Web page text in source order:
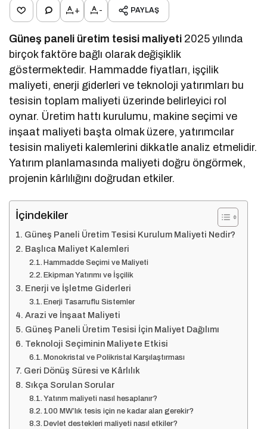
+ - PAYLAŞ
Güneş paneli üretim tesisi maliyeti 2025 yılında
birçok faktöre bağlı olarak değişiklik
göstermektedir. Hammadde fiyatları, işçilik
maliyeti, enerji giderleri ve teknoloji yatırımları bu
tesisin toplam maliyeti üzerinde belirleyici rol
oynar. Üretim hattı kurulumu, makine seçimi ve
inşaat maliyeti başta olmak üzere, yatırımcılar
tesisin maliyeti kalemlerini dikkatle analiz etmelidir.
Yatırım planlamasında maliyeti doğru öngörmek,
projenin kârlılığını doğrudan etkiler.
İçindekiler
Güneş Paneli Üretim Tesisi Kurulum Maliyeti Nedir?
Başlıca Maliyet Kalemleri
Hammadde Seçimi ve Maliyeti
Ekipman Yatırımı ve İşçilik
Enerji ve İşletme Giderleri
Enerji Tasarruflu Sistemler
Arazi ve İnşaat Maliyeti
Güneş Paneli Üretim Tesisi İçin Maliyet Dağılımı
Teknoloji Seçiminin Maliyete Etkisi
Monokristal ve Polikristal Karşılaştırması
Geri Dönüş Süresi ve Kârlılık
Sıkça Sorulan Sorular
Yatırım maliyeti nasıl hesaplanır?
100 MW’lık tesis için ne kadar alan gerekir?
Devlet destekleri maliyeti nasıl etkiler?